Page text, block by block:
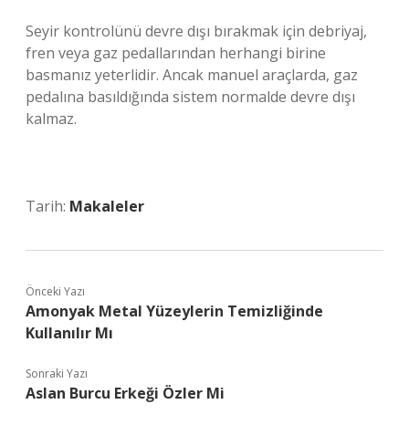
Seyir kontrolünü devre dışı bırakmak için debriyaj,
fren veya gaz pedallarından herhangi birine
basmanız yeterlidir. Ancak manuel araçlarda, gaz
pedalına basıldığında sistem normalde devre dışı
kalmaz.
Tarih: Makaleler
Önceki Yazı
Amonyak Metal Yüzeylerin Temizliğinde
Kullanılır Mı
Sonraki Yazı
Aslan Burcu Erkeği Özler Mi